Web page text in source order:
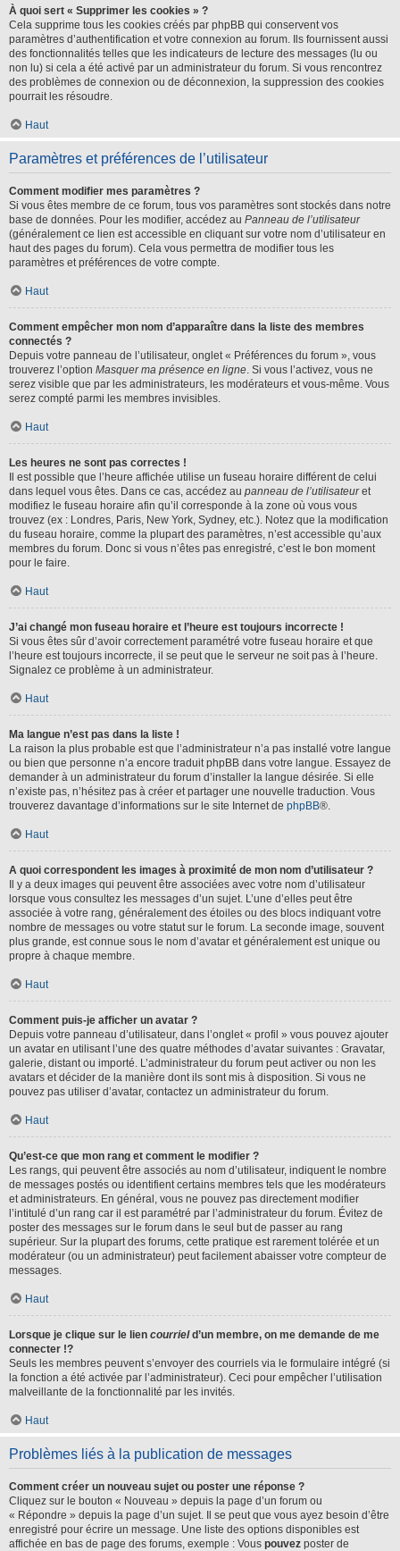
À quoi sert « Supprimer les cookies » ?
Cela supprime tous les cookies créés par phpBB qui conservent vos
paramètres d’authentification et votre connexion au forum. Ils fournissent aussi
des fonctionnalités telles que les indicateurs de lecture des messages (lu ou
non lu) si cela a été activé par un administrateur du forum. Si vous rencontrez
des problèmes de connexion ou de déconnexion, la suppression des cookies
pourrait les résoudre.
Haut
Paramètres et préférences de l’utilisateur
Comment modifier mes paramètres ?
Si vous êtes membre de ce forum, tous vos paramètres sont stockés dans notre
base de données. Pour les modifier, accédez au Panneau de l’utilisateur
(généralement ce lien est accessible en cliquant sur votre nom d’utilisateur en
haut des pages du forum). Cela vous permettra de modifier tous les
paramètres et préférences de votre compte.
Haut
Comment empêcher mon nom d’apparaître dans la liste des membres
connectés ?
Depuis votre panneau de l’utilisateur, onglet « Préférences du forum », vous
trouverez l’option Masquer ma présence en ligne. Si vous l’activez, vous ne
serez visible que par les administrateurs, les modérateurs et vous-même. Vous
serez compté parmi les membres invisibles.
Haut
Les heures ne sont pas correctes !
Il est possible que l’heure affichée utilise un fuseau horaire différent de celui
dans lequel vous êtes. Dans ce cas, accédez au panneau de l’utilisateuret
modifiez le fuseau horaire afin qu’il corresponde à la zone où vous vous
trouvez (ex : Londres, Paris, New York, Sydney, etc.). Notez que la modification
du fuseau horaire, comme la plupart des paramètres, n’est accessible qu’aux
membres du forum. Donc si vous n’êtes pas enregistré, c’est le bon moment
pour le faire.
Haut
J’ai changé mon fuseau horaire et l’heure est toujours incorrecte !
Si vous êtes sûr d’avoir correctement paramétré votre fuseau horaire et que
l’heure est toujours incorrecte, il se peut que le serveur ne soit pas à l’heure.
Signalez ce problème à un administrateur.
Haut
Ma langue n’est pas dans la liste !
La raison la plus probable est que l’administrateur n’a pas installé votre langue
ou bien que personne n’a encore traduit phpBB dans votre langue. Essayez de
demander à un administrateur du forum d’installer la langue désirée. Si elle
n’existe pas, n’hésitez pas à créer et partager une nouvelle traduction. Vous
trouverez davantage d’informations sur le site Internet de phpBB®.
Haut
A quoi correspondent les images à proximité de mon nom d’utilisateur ?
Il y a deux images qui peuvent être associées avec votre nom d’utilisateur
lorsque vous consultez les messages d’un sujet. L’une d’elles peut être
associée à votre rang, généralement des étoiles ou des blocs indiquant votre
nombre de messages ou votre statut sur le forum. La seconde image, souvent
plus grande, est connue sous le nom d’avatar et généralement est unique ou
propre à chaque membre.
Haut
Comment puis-je afficher un avatar ?
Depuis votre panneau d’utilisateur, dans l’onglet « profil » vous pouvez ajouter
un avatar en utilisant l’une des quatre méthodes d’avatar suivantes : Gravatar,
galerie, distant ou importé. L’administrateur du forum peut activer ou non les
avatars et décider de la manière dont ils sont mis à disposition. Si vous ne
pouvez pas utiliser d’avatar, contactez un administrateur du forum.
Haut
Qu’est-ce que mon rang et comment le modifier ?
Les rangs, qui peuvent être associés au nom d’utilisateur, indiquent le nombre
de messages postés ou identifient certains membres tels que les modérateurs
et administrateurs. En général, vous ne pouvez pas directement modifier
l’intitulé d’un rang car il est paramétré par l’administrateur du forum. Évitez de
poster des messages sur le forum dans le seul but de passer au rang
supérieur. Sur la plupart des forums, cette pratique est rarement tolérée et un
modérateur (ou un administrateur) peut facilement abaisser votre compteur de
messages.
Haut
Lorsque je clique sur le lien courrield’un membre, on me demande de me
connecter !?
Seuls les membres peuvent s’envoyer des courriels via le formulaire intégré (si
la fonction a été activée par l’administrateur). Ceci pour empêcher l’utilisation
malveillante de la fonctionnalité par les invités.
Haut
Problèmes liés à la publication de messages
Comment créer un nouveau sujet ou poster une réponse ?
Cliquez sur le bouton « Nouveau » depuis la page d’un forum ou
« Répondre » depuis la page d’un sujet. Il se peut que vous ayez besoin d’être
enregistré pour écrire un message. Une liste des options disponibles est
affichée en bas de page des forums, exemple : Vous pouvez poster de